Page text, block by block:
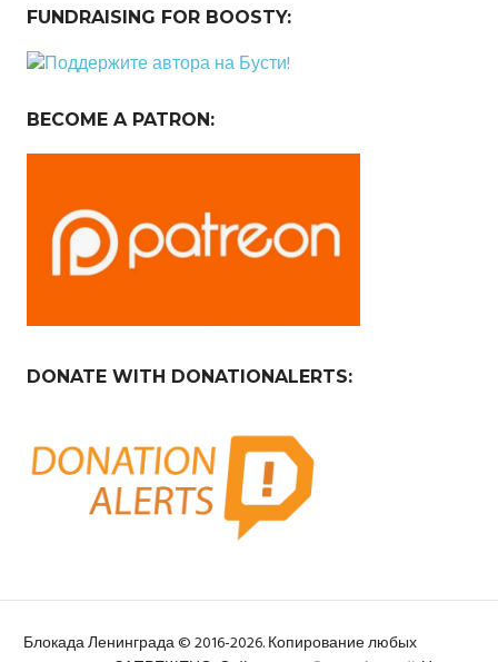
FUNDRAISING FOR BOOSTY:
BECOME A PATRON:
DONATE WITH DONATIONALERTS:
Блокада Ленинграда © 2016-2026. Копирование любых